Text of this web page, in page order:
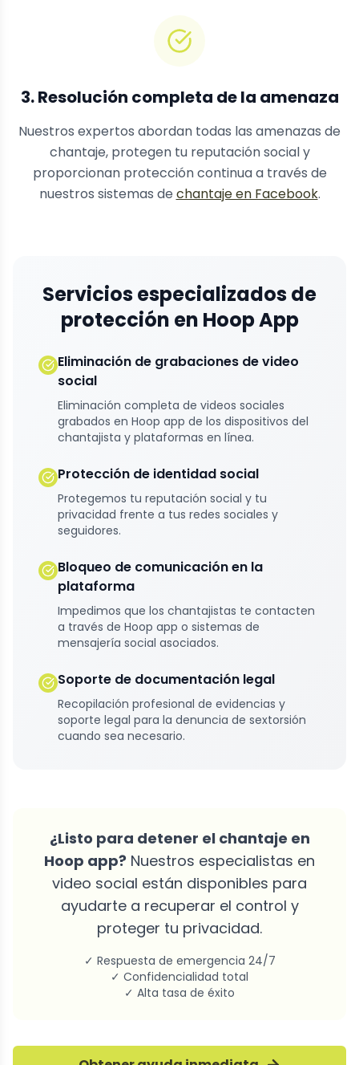
3. Resolución completa de la amenaza
Nuestros expertos abordan todas las amenazas de
chantaje, protegen tu reputación social y
proporcionan protección continua a través de
nuestros sistemas de chantaje en Facebook.
Servicios especializados de
protección en Hoop App
Eliminación de grabaciones de video
social
Eliminación completa de videos sociales
grabados en Hoop app de los dispositivos del
chantajista y plataformas en línea.
Protección de identidad social
Protegemos tu reputación social y tu
privacidad frente a tus redes sociales y
seguidores.
Bloqueo de comunicación en la
plataforma
Impedimos que los chantajistas te contacten
a través de Hoop app o sistemas de
mensajería social asociados.
Soporte de documentación legal
Recopilación profesional de evidencias y
soporte legal para la denuncia de sextorsión
cuando sea necesario.
¿Listo para detener el chantaje en
Hoop app? Nuestros especialistas en
video social están disponibles para
ayudarte a recuperar el control y
proteger tu privacidad.
✓ Respuesta de emergencia 24/7
✓ Confidencialidad total
✓ Alta tasa de éxito